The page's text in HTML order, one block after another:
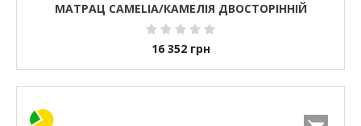
МАТРАЦ CAMELIA/КАМЕЛІЯ ДВОСТОРІННІЙ
16 352 грн